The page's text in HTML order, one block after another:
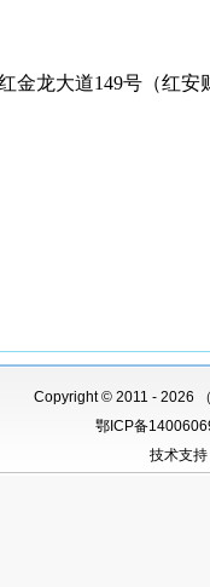
金龙大道149号（红安
Copyright© 2011 -2026
鄂ICP备
技术支